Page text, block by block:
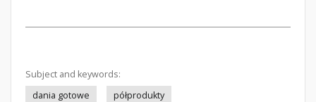
Subject and keywords:
dania gotowe
półprodukty